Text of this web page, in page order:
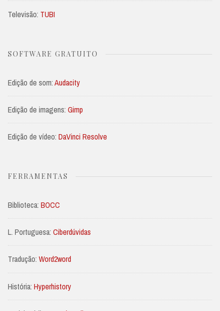
Televisão: TUBI
SOFTWARE GRATUITO
Edição de som:Audacity
Edição de imagens: Gimp
Edição de vídeo: DaVinci Resolve
FERRAMENTAS
Biblioteca: BOCC
L. Portuguesa: Ciberdúvidas
Tradução: Word2word
História: Hyperhistory